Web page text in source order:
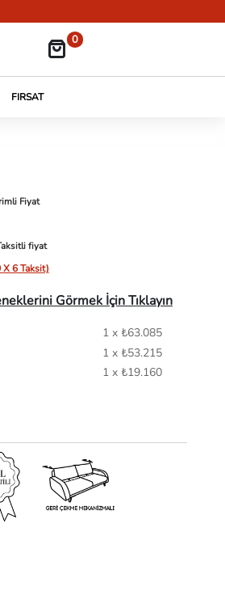
0
FIRSAT
Fiyat
fiyat
6 Taksit)
Görmek İçin Tıklayın
1 x ₺63.085
1 x ₺53.215
1 x ₺19.160